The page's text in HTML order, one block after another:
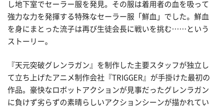
し地下室でセーラー服を発見。その服は着用者の血を吸って
強力な力を発揮する特殊なセーラー服「鮮血」でした。鮮血
を身にまとった流子は再び生徒会長に戦いを挑む……という
ストーリー。
『天元突破グレンラガン』を制作した主要スタッフが独立し
て立ち上げたアニメ制作会社『TRIGGER』が手掛けた最初の
作品。豪快なロボットアクションが見事だったグレンラガン
に負けず劣らずの素晴らしいアクションシーンが描かれてい